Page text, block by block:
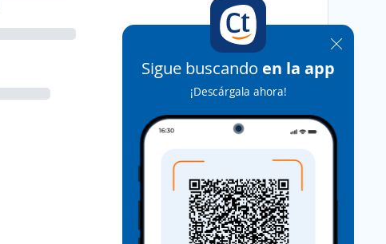
Sigue buscando en la app
¡Descárgala ahora!